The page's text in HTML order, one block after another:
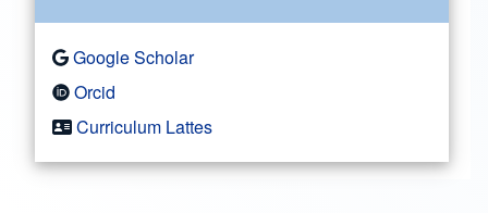
Google Scholar
Orcid
Curriculum Lattes